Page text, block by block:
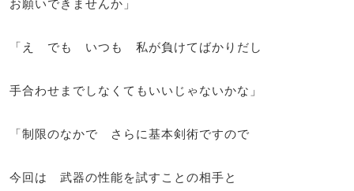
「え でも いつも 私が負けてばかりだし
手合わせまでしなくてもいいじゃないかな」
「制限のなかで さらに基本剣術ですので
今回は 武器の性能を試すことの相手と